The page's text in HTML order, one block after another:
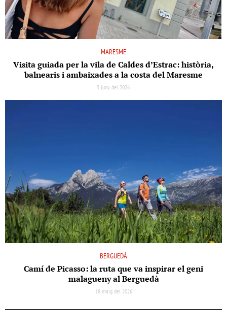
MARESME
Visita guiada per la vila de Caldes d’Estrac: història,
balnearis i ambaixades a la costa del Maresme
5 juny del 2026
BERGUEDÀ
Camí de Picasso: la ruta que va inspirar el geni
malagueny al Berguedà
18 maig del 2026